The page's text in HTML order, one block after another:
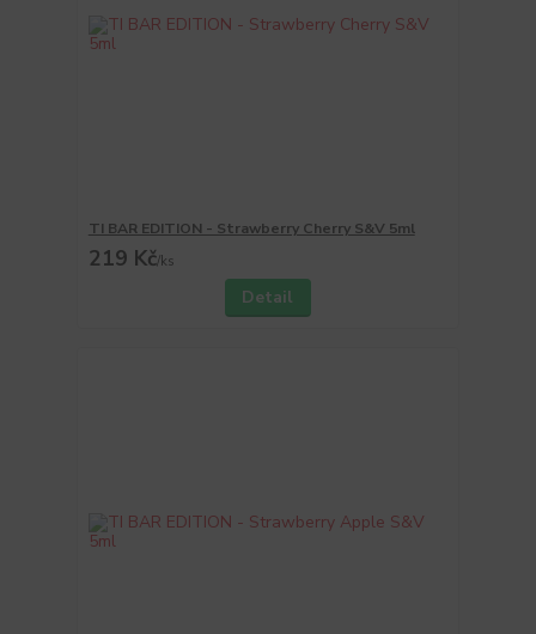
TI BAR EDITION - Strawberry Cherry S&V 5ml
219 Kč/ks
Detail